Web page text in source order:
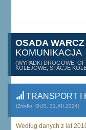
OSADA WARCZ
KOMUNIKACJA
(WYPADKI DROGOWE,
KOLEJOWE, STACJE
TRANSPORT I
(Źródło: GUS, 31.XII.2024)
Według danych z lat